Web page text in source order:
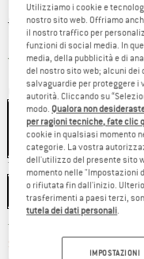
Prezzo originale :
84,95€
Prezzo:
72,21€ incl. IVA
Nessuna spesa di
Colore:Dill / Fern
15%
Taglia:208 x 203 cm
208 x 203 cm
Tempi di consegna: 3-5 giorni
Soltanto uno in magazzino!
Utilizziamo i cookie e
nostro sito web. Offriamo
il nostro traffico per
funzioni di social media. In
media, della pubblicità e di
del nostro sito web; alcuni
salvaguardie per proteggere i
autorità. Cliccando su
modo. Qualora non
per ragioni tecniche, fate clic
cookie in qualsiasi momento
categorie. La vostra
dell'utilizzo del presente sito
momento nelle "Impostazioni
o rifiutata fin dall'inizio.
trasferimenti a paesi terzi,
tutela dei dati personali
IMPOSTAZIONI